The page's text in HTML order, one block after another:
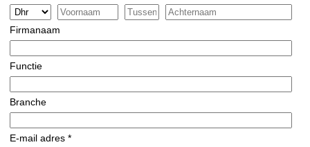
Firmanaam
Functie
Branche
E-mail adres *